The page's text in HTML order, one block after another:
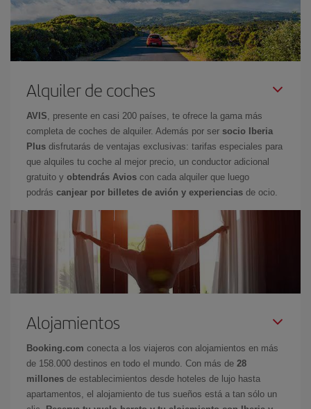
Alquiler de coches
AVIS , presente en casi 200 países, te ofrece la gama más
completa de coches de alquiler. Además por ser socio Iberia
Plus disfrutarás de ventajas exclusivas: tarifas especiales para
que alquiles tu coche al mejor precio, un conductor adicional
gratuito y obtendrás Avios con cada alquiler que luego
podrás canjear por billetes de avión y experiencias de ocio.
Alojamientos
Booking.com conecta a los viajeros con alojamientos en más
de 158.000 destinos en todo el mundo. Con más de 28
millones de establecimientos desde hoteles de lujo hasta
apartamentos, el alojamiento de tus sueños está a tan sólo un